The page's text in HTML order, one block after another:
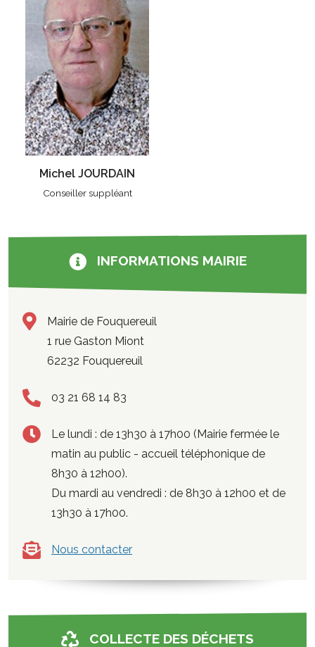
Michel JOURDAIN
Conseiller suppléant
INFORMATIONS MAIRIE
Mairie de Fouquereuil
1 rue Gaston Miont
62232 Fouquereuil
03 21 68 14 83
Le lundi : de 13h30 à 17h00 (Mairie fermée le
matin au public - accueil téléphonique de
8h30 à 12h00).
Du mardi au vendredi : de 8h30 à 12h00 et de
13h30 à 17h00.
Nous contacter
COLLECTE DES DÉCHETS